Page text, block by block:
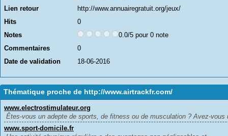
Lien retour
http://www.annuairegratuit.org/jeux/
Hits
0
Notes
0.0/5 pour 0 note
Commentaires
0
Date de validation
18-06-2016
Thématique proche de http://www.airtrackfr.com/
www.electrostimulateur.org
Êtes-vous un adepte de sports, de fitness ou de musculation ? Avez-vous
www.sport-domicile.fr